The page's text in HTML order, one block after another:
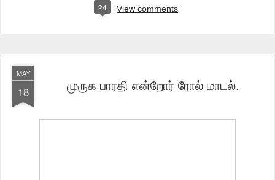
24 View comments
MAY
18 முருக பாரதி என்றோர் ரோல் மாடல்.